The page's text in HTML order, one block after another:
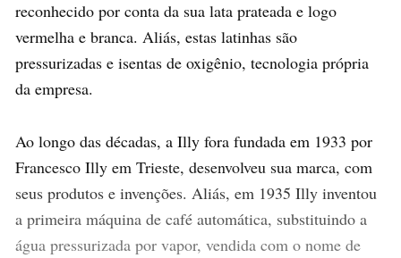
reconhecido por conta da sua lata prateada e logo
vermelha e branca. Aliás, estas latinhas são
pressurizadas e isentas de oxigênio, tecnologia própria
da empresa.
Ao longo das décadas, a Illy fora fundada em 1933 por
Francesco Illy em Trieste, desenvolveu sua marca, com
seus produtos e invenções. Aliás, em 1935 Illy inventou
a primeira máquina de café automática, substituindo a
água pressurizada por vapor, vendida com o nome de